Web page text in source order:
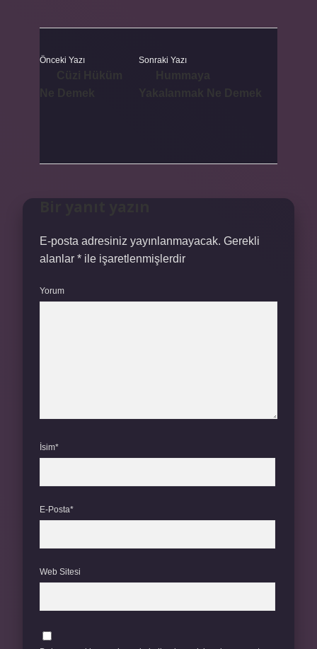
Önceki Yazı Sonraki Yazı
E-posta adresiniz yayınlanmayacak. Gerekli
alanlar * ile işaretlenmişlerdir
Yorum
İsim*
E-Posta*
Web Sitesi